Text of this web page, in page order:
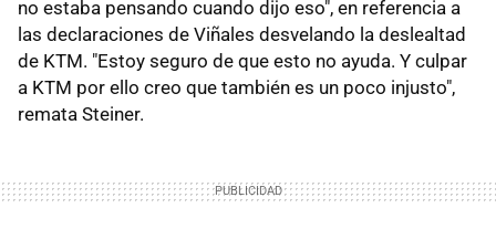
no estaba pensando cuando dijo eso", en referencia a
las declaraciones de Viñales desvelando la deslealtad
de KTM. "Estoy seguro de que esto no ayuda. Y culpar
a KTM por ello creo que también es un poco injusto",
remata Steiner.